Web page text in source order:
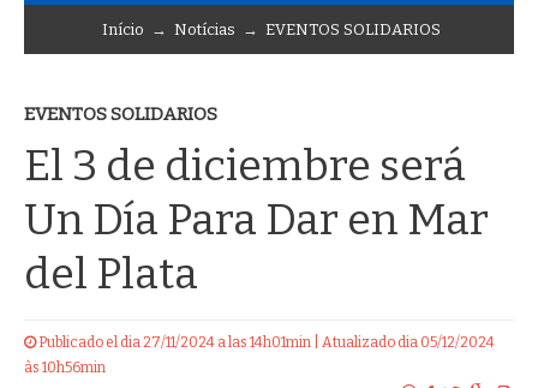
Início → Notícias → EVENTOS SOLIDARIOS
EVENTOS SOLIDARIOS
El 3 de diciembre será
Un Día Para Dar en Mar
del Plata
Publicado el dia 27/11/2024 a las 14h01min | Atualizado dia 05/12/2024
às 10h56min